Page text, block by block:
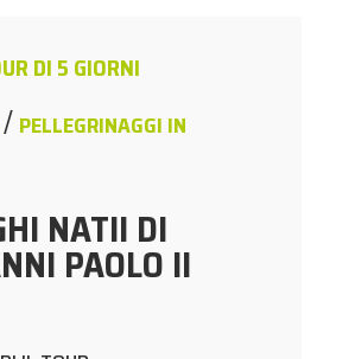
DI 5 GIORNI
/ PELLEGRINAGGI IN
NATII DI
PAOLO II